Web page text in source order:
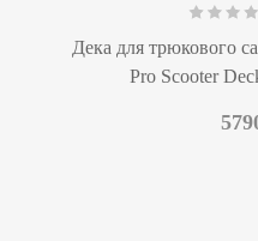
Дека для трюкового
Pro Scooter